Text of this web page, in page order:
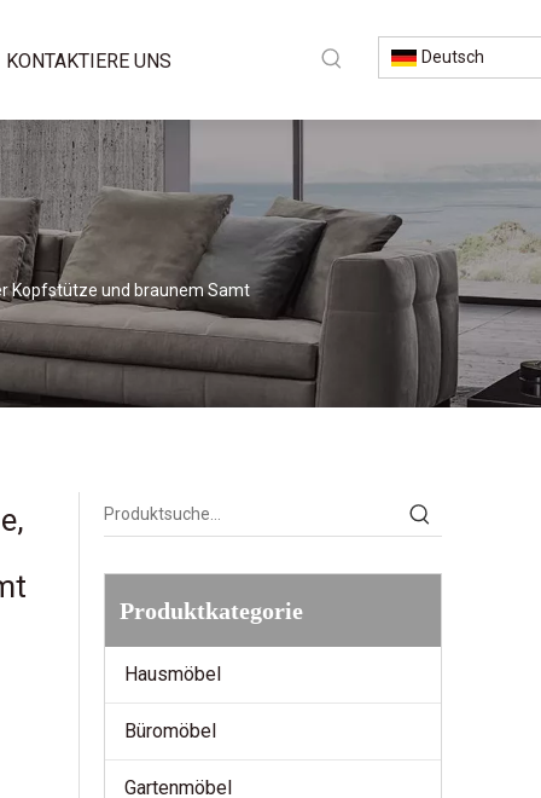
KONTAKTIERE UNS Deutsch
Kopfstütze und braunem Samt
Produktkategorie
Hausmöbel
Büromöbel
Gartenmöbel